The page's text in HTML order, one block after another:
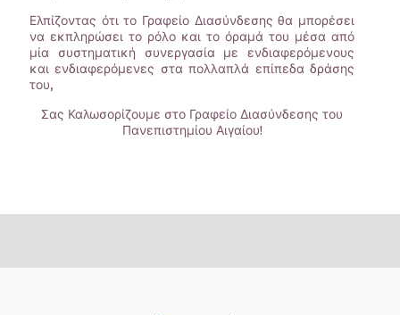
Ελπίζοντας ότι το Γραφείο Διασύνδεσης θα μπορέσει
να εκπληρώσει το ρόλο και το όραμά του μέσα από
μία συστηματική συνεργασία με ενδιαφερόμενους
και ενδιαφερόμενες στα πολλαπλά επίπεδα δράσης
του,
Σας Καλωσορίζουμε στο Γραφείο Διασύνδεσης του
Πανεπιστημίου Αιγαίου!